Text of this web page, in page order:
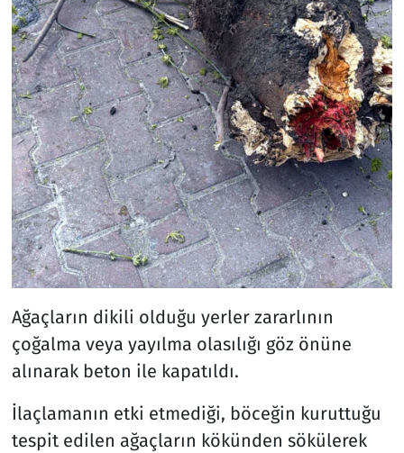
Ağaçların dikili olduğu yerler zararlının
çoğalma veya yayılma olasılığı göz önüne
alınarak beton ile kapatıldı.
İlaçlamanın etki etmediği, böceğin kuruttuğu
tespit edilen ağaçların kökünden sökülerek